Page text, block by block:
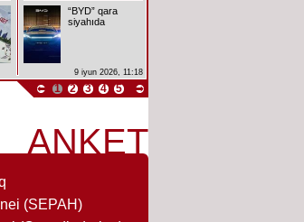
“BYD” qara
siyahıda
9 iyun 2026, 11:18
1 2 3 4 5
ANKET
(SEPAH)